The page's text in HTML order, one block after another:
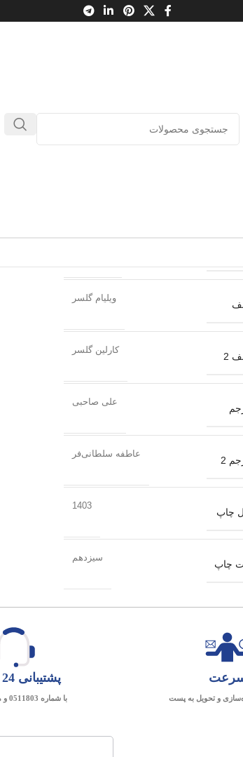
درس برای زندگی زناشویی
ویلیام گلسر
2
کارلین گلسر
علی صاحبی
2
عاطفه سلطانی‌فر
چاپ
1403
چاپ
سیزدهم
و تحویل به پست
پشتیبانی 24 ساعته
با شماره 0511803 و مکالمه برخط